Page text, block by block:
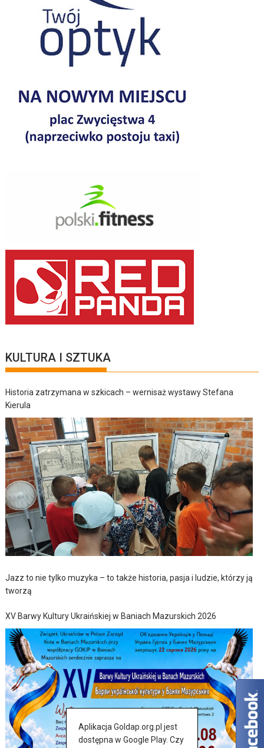
KULTURA I SZTUKA
Historia zatrzymana w szkicach – wernisaż wystawy Stefana
Kierula
Jazz to nie tylko muzyka – to także historia, pasja i ludzie, którzy ją
tworzą
XV Barwy Kultury Ukraińskiej w Baniach Mazurskich 2026
Aplikacja Goldap.org.pl jest
dostępna w Google Play. Czy